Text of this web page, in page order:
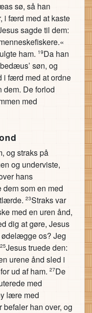
sø, så han
i færd med at kaste
sagde til dem:
ham. 19Da han
søn, og
i færd med at ordne
dem. De forlod
med
og straks på
og underviste,
hans
som en med
23Straks var
med en uren ånd,
dig at gøre, Jesus
ødelægge os? Jeg
25Jesus truede den:
urene ånd sled i
ud af ham. 27De
med
lære med
han over, og